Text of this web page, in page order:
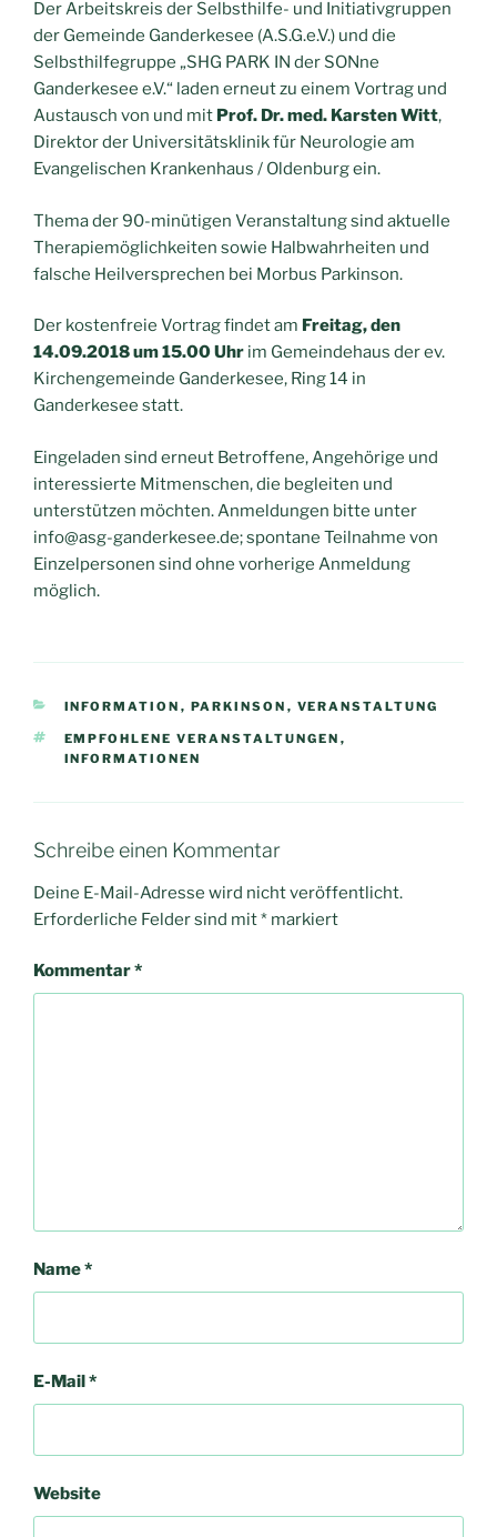
Der Arbeitskreis der Selbsthilfe- und Initiativgruppen
der Gemeinde Ganderkesee (A.S.G.e.V.) und die
Selbsthilfegruppe „SHG PARK IN der SONne
Ganderkesee e.V.“ laden erneut zu einem Vortrag und
Austausch von und mit Prof. Dr. med. Karsten Witt,
Direktor der Universitätsklinik für Neurologie am
Evangelischen Krankenhaus / Oldenburg ein.
Thema der 90-minütigen Veranstaltung sind aktuelle
Therapiemöglichkeiten sowie Halbwahrheiten und
falsche Heilversprechen bei Morbus Parkinson.
Der kostenfreie Vortrag findet am Freitag, den
14.09.2018 um 15.00 Uhr im Gemeindehaus der ev.
Kirchengemeinde Ganderkesee, Ring 14 in
Ganderkesee statt.
Eingeladen sind erneut Betroffene, Angehörige und
interessierte Mitmenschen, die begleiten und
unterstützen möchten. Anmeldungen bitte unter
info@asg-ganderkesee.de; spontane Teilnahme von
Einzelpersonen sind ohne vorherige Anmeldung
möglich.
KATEGORIEN
INFORMATION , PARKINSON , VERANSTALTUNG
SCHLAGWÖRTER
EMPFOHLENE VERANSTALTUNGEN ,
INFORMATIONEN
Schreibe einen Kommentar
Deine E-Mail-Adresse wird nicht veröffentlicht.
Erforderliche Felder sind mit* markiert
Kommentar*
Name*
E-Mail*
Website